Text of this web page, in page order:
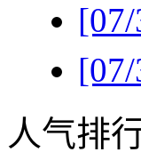
人气排